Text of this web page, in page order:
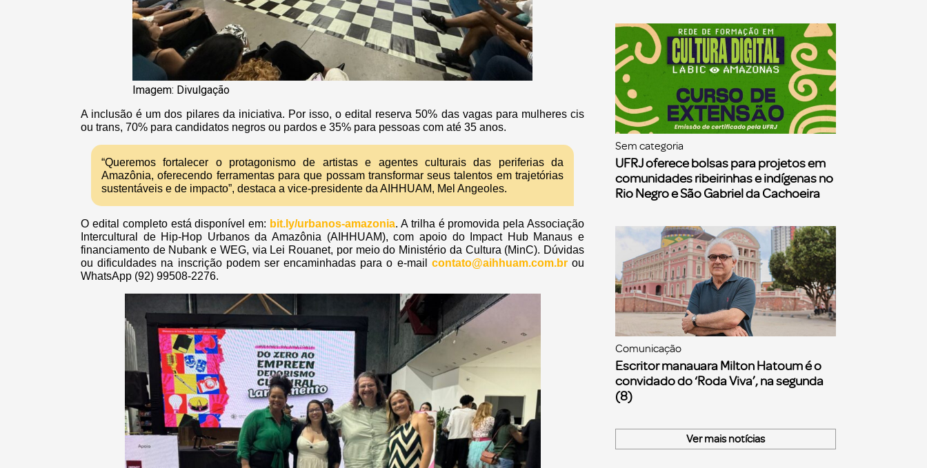
Imagem: Divulgação
A inclusão é um dos pilares da iniciativa. Por isso, o edital reserva 50% das vagas para mulheres cis
ou trans, 70% para candidatos negros ou pardos e 35% para pessoas com até 35 anos.
“Queremos fortalecer o protagonismo de artistas e agentes culturais das periferias da
Amazônia, oferecendo ferramentas para que possam transformar seus talentos em trajetórias
sustentáveis e de impacto”, destaca a vice-presidente da AIHHUAM, Mel Angeoles.
O edital completo está disponível em: bit.ly/urbanos-amazonia. A trilha é promovida pela Associação
Intercultural de Hip-Hop Urbanos da Amazônia (AIHHUAM), com apoio do Impact Hub Manaus e
financiamento de Nubank e WEG, via Lei Rouanet, por meio do Ministério da Cultura (MinC). Dúvidas
ou dificuldades na inscrição podem ser encaminhadas para o e-mail contato@aihhuam.com.brou
WhatsApp (92) 99508-2276.
Sem categoria
UFRJ oferece bolsas para projetos em
comunidades ribeirinhas e indígenas no
Rio Negro e São Gabriel da Cachoeira
Comunicação
Escritor manauara Milton Hatoum é o
convidado do ‘Roda Viva’, na segunda
(8)
Ver mais notícias